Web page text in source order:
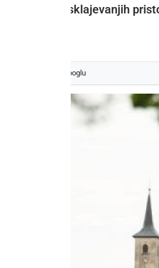
dodatnih usklajevanjih
prednostni vir na Googlu